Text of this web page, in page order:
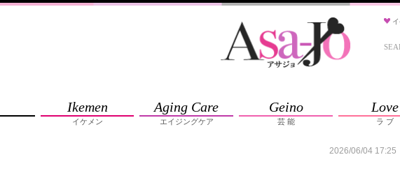
Ikemen
イケメン
Aging Care
エイジングケア
Geino
芸 能
Love
ラ ブ
2026/06/04 17:25